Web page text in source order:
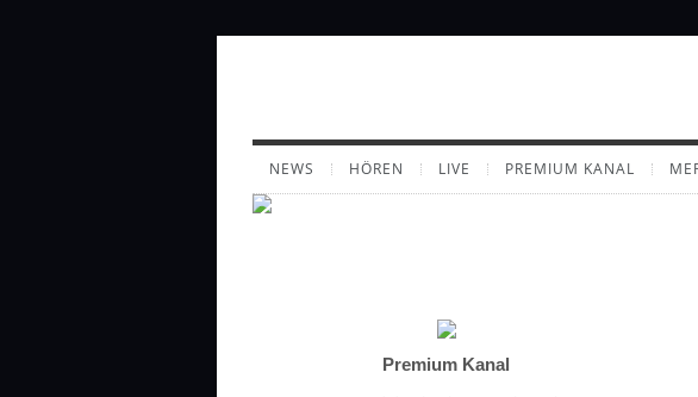
NEWS HÖREN LIVE PREMIUM KANAL
Premium Kanal